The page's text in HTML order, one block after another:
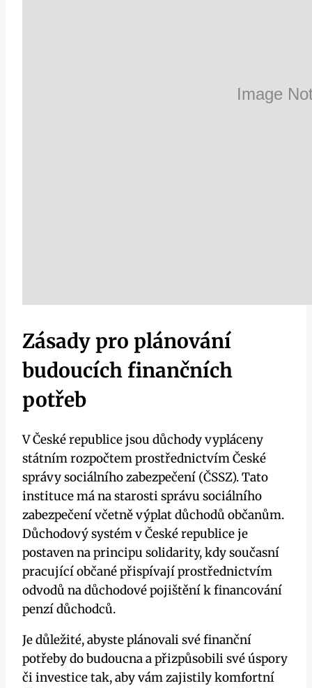
Zásady pro plánování
budoucích finančních
potřeb
V České republice jsou důchody vypláceny
státním rozpočtem prostřednictvím České
správy sociálního zabezpečení (ČSSZ). Tato
instituce má na starosti správu sociálního
zabezpečení včetně výplat důchodů občanům.
Důchodový systém v České republice je
postaven na principu solidarity, kdy současní
pracující občané přispívají prostřednictvím
odvodů na důchodové pojištění k financování
penzí důchodců.
Je důležité, abyste plánovali své finanční
potřeby do budoucna a přizpůsobili své úspory
či investice tak, aby vám zajistily komfortní